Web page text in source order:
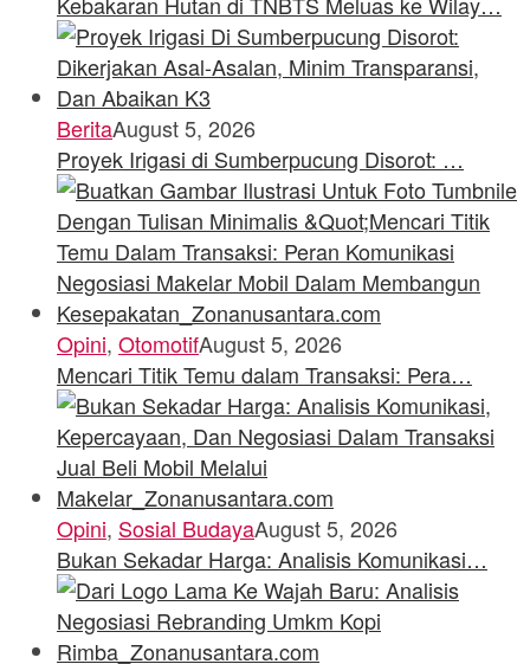
BeritaAugust 5, 2026
Proyek Irigasi di Sumberpucung Disorot: …
Opini, OtomotifAugust 5, 2026
Mencari Titik Temu dalam Transaksi: Pera…
Opini, Sosial BudayaAugust 5, 2026
Bukan Sekadar Harga: Analisis Komunikasi…